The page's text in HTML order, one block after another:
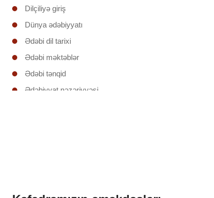
Dilçiliyə giriş
Dünya ədəbiyyatı
Ədəbi dil tarixi
Ədəbi məktəblər
Ədəbi tənqid
Ədəbiyyat nəzəriyyəsi